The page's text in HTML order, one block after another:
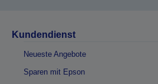
Kundendienst
Neueste Angebote
Sparen mit Epson